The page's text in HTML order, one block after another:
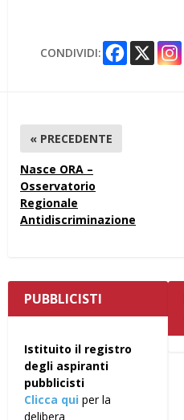
CONDIVIDI:
« PRECEDENTE
Nasce ORA –
Osservatorio
Regionale
Antidiscriminazione
PUBBLICISTI
Istituito il registro
degli aspiranti
pubblicisti
Clicca qui per la
delibera